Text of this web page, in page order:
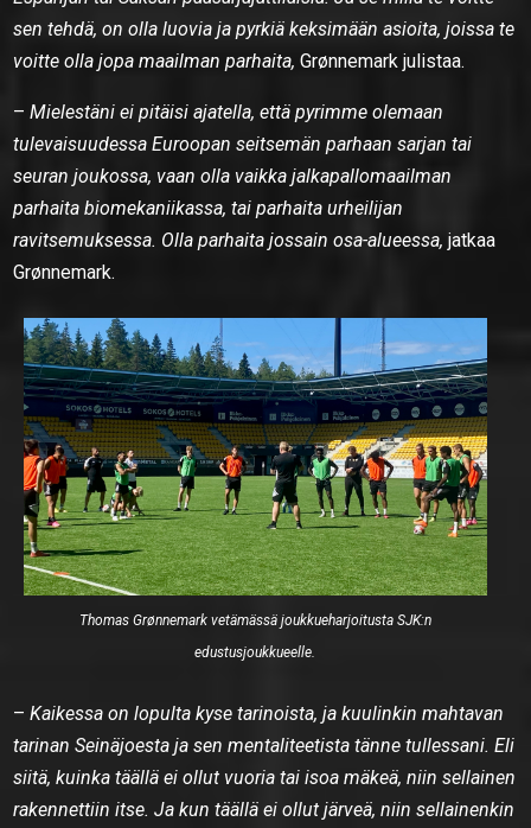
sen tehdä, on olla luovia ja pyrkiä keksimään asioita, joissa te
voitte olla jopa maailman parhaita, Grønnemark julistaa.
–Mielestäni ei pitäisi ajatella, että pyrimme olemaan
tulevaisuudessa Euroopan seitsemän parhaan sarjan tai
seuran joukossa, vaan olla vaikka jalkapallomaailman
parhaita biomekaniikassa, tai parhaita urheilijan
ravitsemuksessa. Olla parhaita jossain osa-alueessa, jatkaa
Grønnemark.
Thomas Grønnemark vetämässä joukkueharjoitusta SJK:n
edustusjoukkueelle.
–Kaikessa on lopulta kyse tarinoista, ja kuulinkin mahtavan
tarinan Seinäjoesta ja sen mentaliteetista tänne tullessani. Eli
siitä, kuinka täällä ei ollut vuoria tai isoa mäkeä, niin sellainen
rakennettiin itse. Ja kun täällä ei ollut järveä, niin sellainenkin